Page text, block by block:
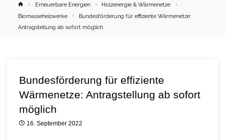
HomeErneuerbare Energien
Holzenergie & Wärmenetze
Biomasseheizwerke
Bundesförderung für effiziente Wärmenetze:
Antragstellung ab sofort möglich
Bundesförderung für effiziente
Wärmenetze: Antragstellung ab sofort
möglich
16. September 2022